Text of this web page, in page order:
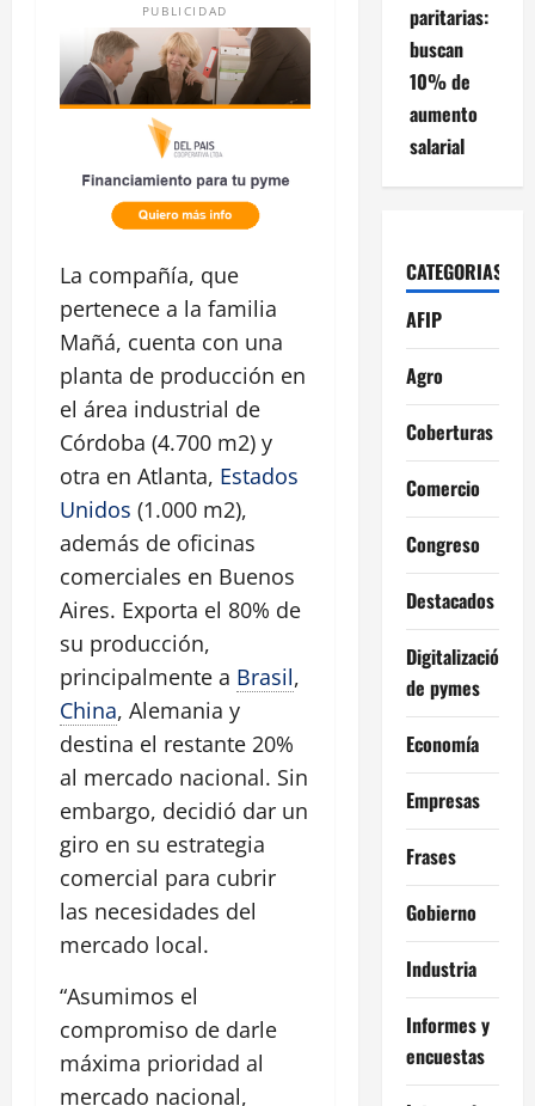
PUBLICIDAD
La compañía, que
pertenece a la familia
Mañá, cuenta con una
planta de producción en
el área industrial de
Córdoba (4.700 m2) y
otra en Atlanta, Estados
Unidos (1.000 m2),
además de oficinas
comerciales en Buenos
Aires. Exporta el 80% de
su producción,
principalmente a Brasil,
China, Alemania y
destina el restante 20%
al mercado nacional. Sin
embargo, decidió dar un
giro en su estrategia
comercial para cubrir
las necesidades del
mercado local.
“Asumimos el
compromiso de darle
máxima prioridad al
mercado nacional,
paritarias:
buscan
10% de
aumento
salarial
CATEGORIAS
AFIP
Agro
Coberturas
Comercio
Congreso
Destacados
Digitalización
de pymes
Economía
Empresas
Frases
Gobierno
Industria
Informes y
encuestas